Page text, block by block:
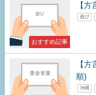
おすすめ記事
【
遊び
【
順)
沖縄